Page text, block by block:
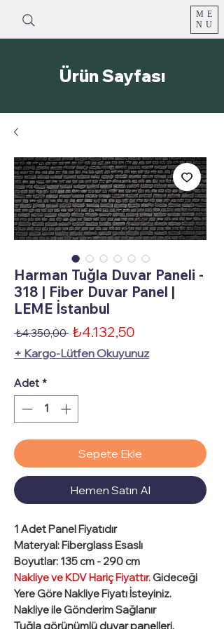
ME
NU
Ürün Sayfası
Harman Tuğla Duvar Paneli -
318 | Fiber Duvar Panel |
LEME İstanbul
₺4.350,00 Normal
Fiyat
₺4.132,50
+ Kargo-Lütfen Okuyunuz
Adet *
Sepete Ekle
Hemen Satın Al
1 AdetPanel Fiyatıdır
Materyal: Fiberglass Esaslı
Boyutlar: 135 cm - 290 cm
Nakliye ve KDV Hariç Fiyattır.Gideceği
Yere Göre Nakliye Fiyatı İsteyiniz.
Nakliye ile Gönderim Sağlanır
Tuğla görünümlü duvar panelleri,